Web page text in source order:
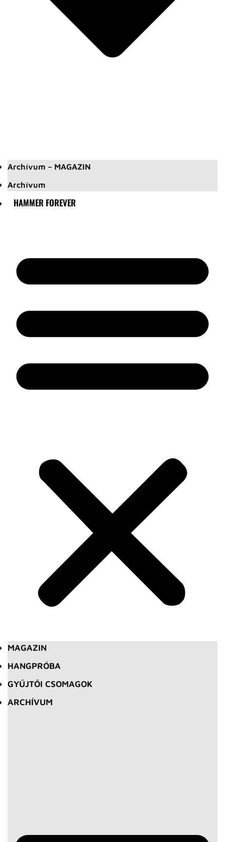
Archívum – MAGAZIN
Archívum
HAMMER FOREVER
MAGAZIN
HANGPRÓBA
GYŰJTŐI CSOMAGOK
ARCHÍVUM